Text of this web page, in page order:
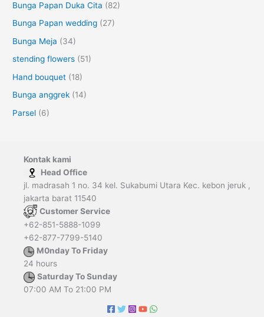
Bunga Papan Duka Cita (82)
Bunga Papan wedding (27)
Bunga Meja (34)
stending flowers (51)
Hand bouquet (18)
Bunga anggrek (14)
Parsel (6)
Kontak kami
Head Office
jl. madrasah 1 no. 34 kel. Sukabumi Utara Kec. kebon jeruk ,
jakarta barat 11540
Customer Service
+62-851-5888-1099
+62-877-7799-5140
M0nday To Friday
24 hours
Saturday To Sunday
07:00 AM To 21:00 PM